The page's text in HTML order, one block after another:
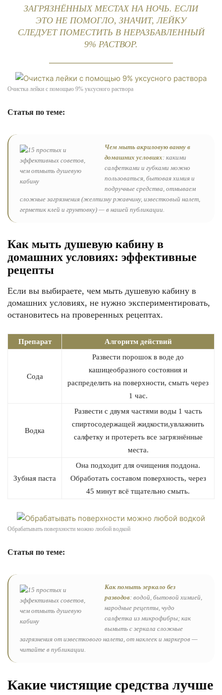
ЗАГРЯЗНЁННЫХ МЕСТАХ НА НОЧЬ. ЕСЛИ
ЭТО НЕ ПОМОГЛО, ЗНАЧИТ, ЛЕЙКУ
СЛЕДУЕТ ПОМЕСТИТЬ В НЕРАЗБАВЛЕННЫЙ
9% РАСТВОР.
Очистка лейки с помощью 9% уксусного раствора
Статья по теме:
Чем мыть акриловую ванну в
домашних условиях: какими
салфетками и губками можно
пользоваться, бытовая химия и
подручные средства, отмываем
сложные загрязнения (желтизну ржавчину, известковый налет,
герметик клей и грунтовку) — в нашей публикации.
Как мыть душевую кабину в
домашних условиях: эффективные
рецепты
Если вы выбираете, чем мыть душевую кабину в
домашних условиях, не нужно экспериментировать,
остановитесь на проверенных рецептах.
Препарат Алгоритм действий
Сода
Развести порошок в воде до
кашицеобразного состояния и
распределить на поверхности, смыть через
1 час.
Водка
Развести с двумя частями воды 1 часть
спиртосодержащей жидкости,увлажнить
салфетку и протереть все загрязнённые
места.
Зубная паста
Она подходит для очищения поддона.
Обработать составом поверхность, через
45 минут всё тщательно смыть.
Обрабатывать поверхности можно любой водкой
Статья по теме:
Как помыть зеркало без
разводов: водой, бытовой химией,
народные рецепты, чудо
салфетка из микрофибры; как
вымыть с зеркала сложные
загрязнения от известкового налета, от наклеек и маркеров —
читайте в публикации.
Какие чистящие средства лучше